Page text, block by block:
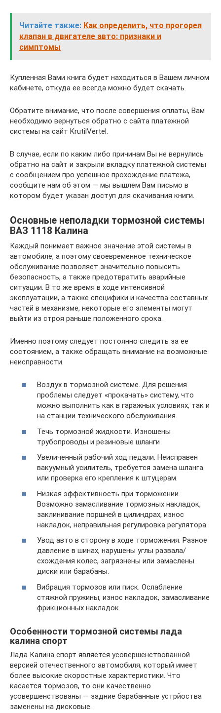
Читайте также: Как определить, что прогорел
клапан в двигателе авто: признаки и
симптомы
Купленная Вами книга будет находиться в Вашем личном
кабинете, откуда ее всегда можно будет скачать.
Обратите внимание, что после совершения оплаты, Вам
необходимо вернуться обратно с сайта платежной
системы на сайт KrutilVertel.
В случае, если по каким либо причинам Вы не вернулись
обратно на сайт и закрыли вкладку платежной системы
с сообщением про успешное прохождение платежа,
сообщите нам об этом — мы вышлем Вам письмо в
котором будет указан доступ для скачивания книги.
Основные неполадки тормозной системы
ВАЗ 1118 Калина
Каждый понимает важное значение этой системы в
автомобиле, а поэтому своевременное техническое
обслуживание позволяет значительно повысить
безопасность, а также предотвратить аварийные
ситуации. В то же время в ходе интенсивной
эксплуатации, а также специфики и качества составных
частей в механизме, некоторые его элементы могут
выйти из строя раньше положенного срока.
Именно поэтому следует постоянно следить за ее
состоянием, а также обращать внимание на возможные
неисправности.
Воздух в тормозной системе. Для решения
проблемы следует «прокачать» систему, что
можно выполнить как в гаражных условиях, так и
на станции технического обслуживания.
Течь тормозной жидкости. Изношены
трубопроводы и резиновые шланги
Увеличенный рабочий ход педали. Неисправен
вакуумный усилитель, требуется замена шланга
или проверка его крепления к штуцерам.
Низкая эффективность при торможении.
Возможно замасливание тормозных накладок,
заклинивание поршней в цилиндрах, износ
накладок, неправильная регулировка регулятора.
Увод авто в сторону в ходе торможения. Разное
давление в шинах, нарушены углы развала/
схождения колес, загрязнены или замаслены
диски или барабаны.
Вибрация тормозов или писк. Ослабление
стяжной пружины, износ накладок, замасливание
фрикционных накладок.
Особенности тормозной системы лада
калина спорт
Лада Калина спорт является усовершенствованной
версией отечественного автомобиля, который имеет
более высокие скоростные характеристики. Что
касается тормозов, то они качественно
усовершенствованы — задние барабанные устрйоства
заменены на дисковые.